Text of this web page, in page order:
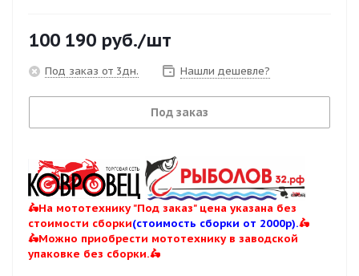
100 190 руб./шт
Под заказ от 3дн. Нашли дешевле?
Под заказ
🛵На мототехнику "Под заказ" цена указана без
стоимости сборки(стоимость сборки от 2000р).🛵
🛵Можно приобрести мототехнику в заводской
упаковке без сборки.🛵